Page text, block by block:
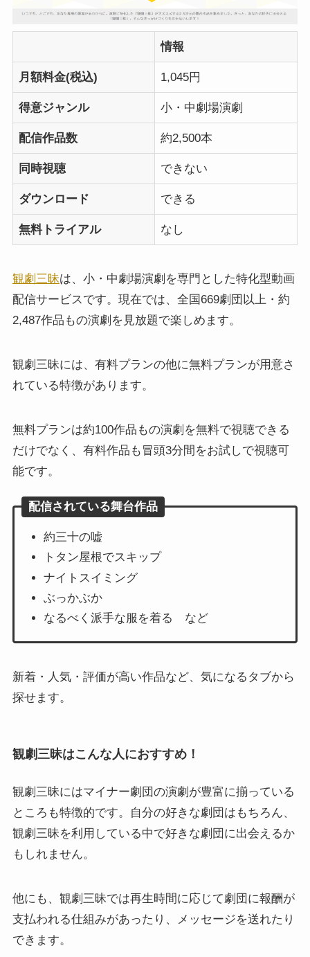
情報
月額料金(税込) 1,045円
得意ジャンル 小・中劇場演劇
配信作品数 約2,500本
同時視聴 できない
ダウンロード できる
無料トライアル なし
観劇三昧は、小・中劇場演劇を専門とした特化型動画
配信サービスです。現在では、全国669劇団以上・約
2,487作品もの演劇を見放題で楽しめます。
観劇三昧には、有料プランの他に無料プランが用意さ
れている特徴があります。
無料プランは約100作品もの演劇を無料で視聴できる
だけでなく、有料作品も冒頭3分間をお試しで視聴可
能です。
配信されている舞台作品
約三十の嘘
トタン屋根でスキップ
ナイトスイミング
ぶっかぶか
なるべく派手な服を着る など
新着・人気・評価が高い作品など、気になるタブから
探せます。
観劇三昧はこんな人におすすめ！
観劇三昧にはマイナー劇団の演劇が豊富に揃っている
ところも特徴的です。自分の好きな劇団はもちろん、
観劇三昧を利用している中で好きな劇団に出会えるか
もしれません。
他にも、観劇三昧では再生時間に応じて劇団に報酬が
支払われる仕組みがあったり、メッセージを送れたり
できます。